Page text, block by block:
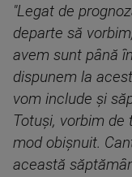
"Legat de
departe să
avem sunt până
dispunem la
vom include şi
Totuşi, vorbim
mod obişnuit.
această